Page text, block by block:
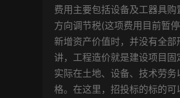
费用主要包括设备及工器具
方向调节税(这项费用目前暂
新增资产价值时，并没有全
讲，工程造价就是建设项目
实际在土地、设备、技术劳
格。在这里，招投标的标的